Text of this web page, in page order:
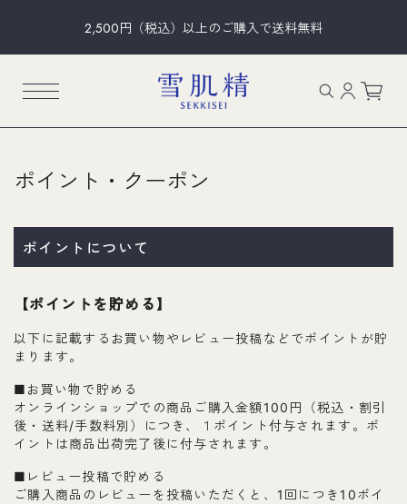
2,500円（税込）以上のご購入で送料無料
ポイント・クーポン
ポイントについて
【ポイントを貯める】
以下に記載するお買い物やレビュー投稿などでポイントが貯
まります。
■お買い物で貯める
オンラインショップでの商品ご購入金額100円（税込・割引
後・送料/手数料別）につき、１ポイント付与されます。ポ
イントは商品出荷完了後に付与されます。
■レビュー投稿で貯める
ご購入商品のレビューを投稿いただくと、1回につき10ポイ